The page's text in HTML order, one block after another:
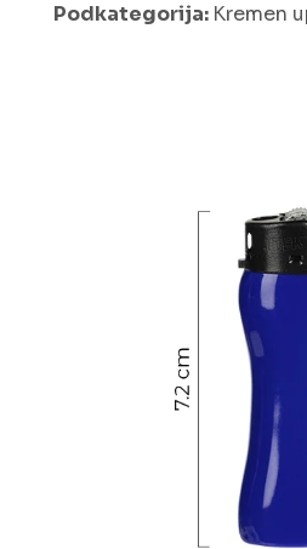
Podkategorija: Kremen